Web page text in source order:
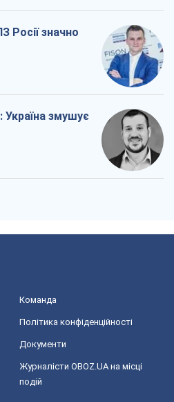
Росії значно
Україна змушує
Команда
Політика конфіденційності
Документи
Журналісти OBOZ.UA на місці
подій